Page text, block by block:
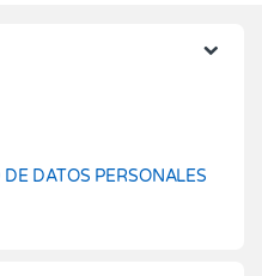
DATOS PERSONALES